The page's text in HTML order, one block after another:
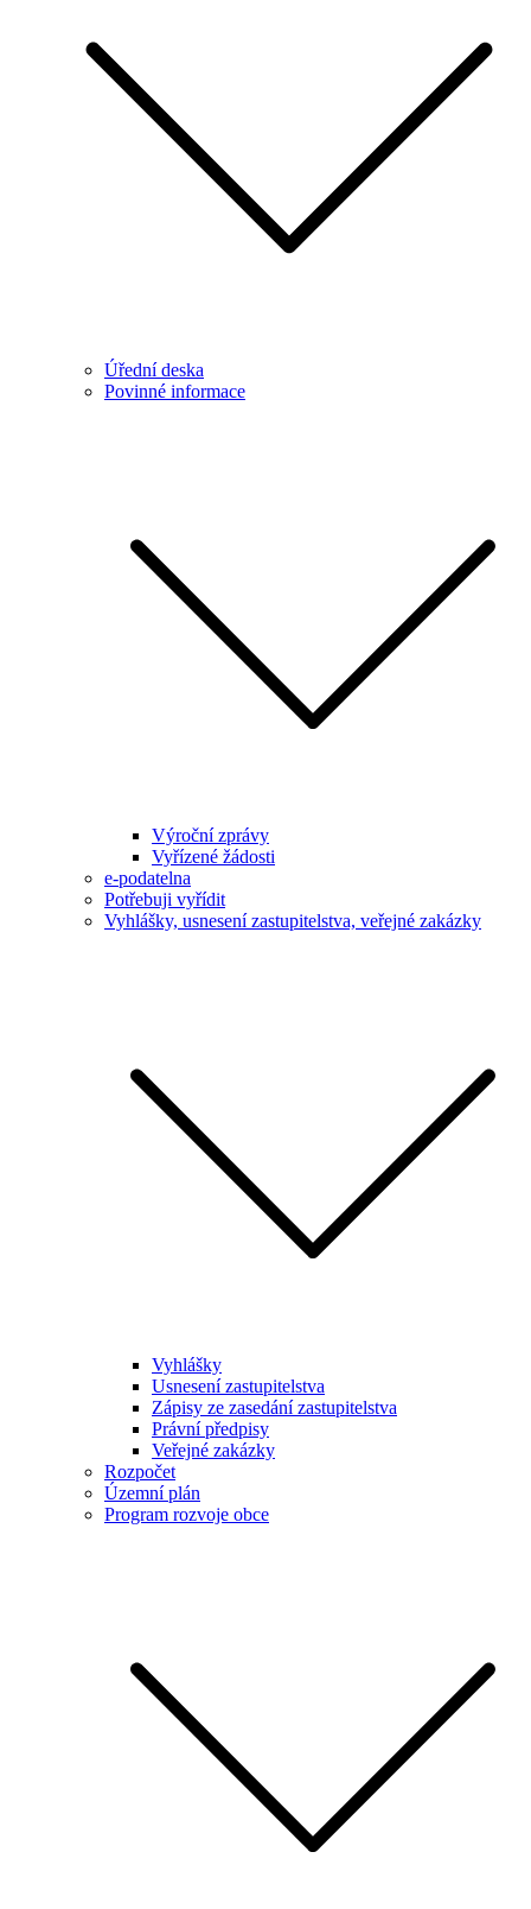
Úřední deska
Povinné informace
Výroční zprávy
Vyřízené žádosti
e-podatelna
Potřebuji vyřídit
Vyhlášky, usnesení zastupitelstva, veřejné zakázky
Vyhlášky
Usnesení zastupitelstva
Zápisy ze zasedání zastupitelstva
Právní předpisy
Veřejné zakázky
Rozpočet
Územní plán
Program rozvoje obce